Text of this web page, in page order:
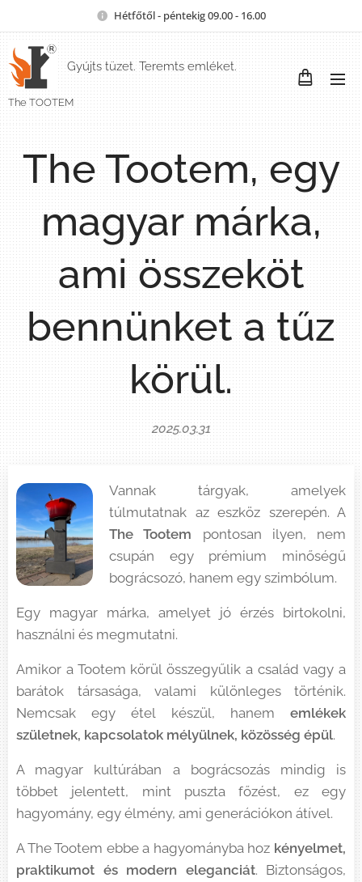
Hétfőtől - péntekig 09.00 - 16.00
Gyújts tüzet. Teremts emléket.
The TOOTEM
The Tootem, egy
magyar márka,
ami összeköt
bennünket a tűz
körül.
2025.03.31
Vannak tárgyak, amelyek
túlmutatnak az eszköz szerepén. A
The Tootem pontosan ilyen, nem
csupán egy prémium minőségű
bográcsozó, hanem egy szimbólum.
Egy magyar márka, amelyet jó érzés birtokolni,
használni és megmutatni.
Amikor a Tootem körül összegyűlik a család vagy a
barátok társasága, valami különleges történik.
Nemcsak egy étel készül, hanem emlékek
születnek, kapcsolatok mélyülnek, közösség épül.
A magyar kultúrában a bográcsozás mindig is
többet jelentett, mint puszta főzést, ez egy
hagyomány, egy élmény, ami generációkon átível.
A The Tootem ebbe a hagyományba hoz kényelmet,
praktikumot és modern eleganciát. Biztonságos,